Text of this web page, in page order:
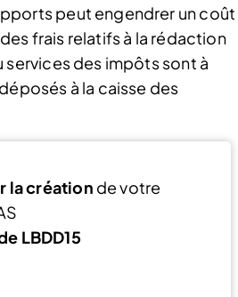
peut engendrer un coût
frais relatifs à la rédaction
services des impôts sont à
à la caisse des
la création de votre
LBDD15